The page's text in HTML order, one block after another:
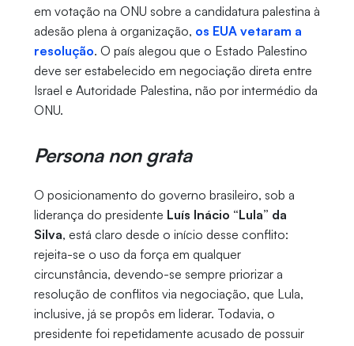
em votação na ONU sobre a candidatura palestina à
adesão plena à organização, os EUA vetaram a
resolução. O país alegou que o Estado Palestino
deve ser estabelecido em negociação direta entre
Israel e Autoridade Palestina, não por intermédio da
ONU.
Persona non grata
O posicionamento do governo brasileiro, sob a
liderança do presidente Luís Inácio “Lula” da
Silva, está claro desde o início desse conflito:
rejeita-se o uso da força em qualquer
circunstância, devendo-se sempre priorizar a
resolução de conflitos via negociação, que Lula,
inclusive, já se propôs em liderar. Todavia, o
presidente foi repetidamente acusado de possuir